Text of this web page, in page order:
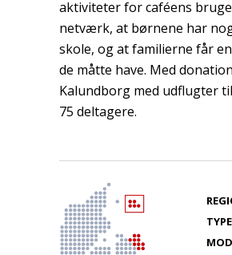
aktiviteter for caféens
netværk, at børnene har
skole, og at familierne får
de måtte have. Med
Kalundborg med udflugter
75 deltagere.
TYPE